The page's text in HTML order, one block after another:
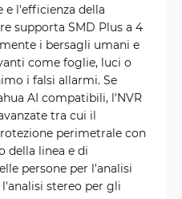
l'efficienza della
supporta SMD Plus a 4
i bersagli umani e
come foglie, luci o
i falsi allarmi. Se
AI compatibili, l'NVR
tra cui il
perimetrale con
della linea e di
persone per l'analisi
stereo per gli